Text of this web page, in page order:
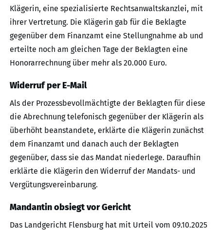
Klägerin, eine spezialisierte Rechtsanwaltskanzlei, mit
ihrer Vertretung. Die Klägerin gab für die Beklagte
gegenüber dem Finanzamt eine Stellungnahme ab und
erteilte noch am gleichen Tage der Beklagten eine
Honorarrechnung über mehr als 20.000 Euro.
Widerruf per E-Mail
Als der Prozessbevollmächtigte der Beklagten für diese
die Abrechnung telefonisch gegenüber der Klägerin als
überhöht beanstandete, erklärte die Klägerin zunächst
dem Finanzamt und danach auch der Beklagten
gegenüber, dass sie das Mandat niederlege. Daraufhin
erklärte die Klägerin den Widerruf der Mandats- und
Vergütungsvereinbarung.
Mandantin obsiegt vor Gericht
Das Landgericht Flensburg hat mit Urteil vom 09.10.2025